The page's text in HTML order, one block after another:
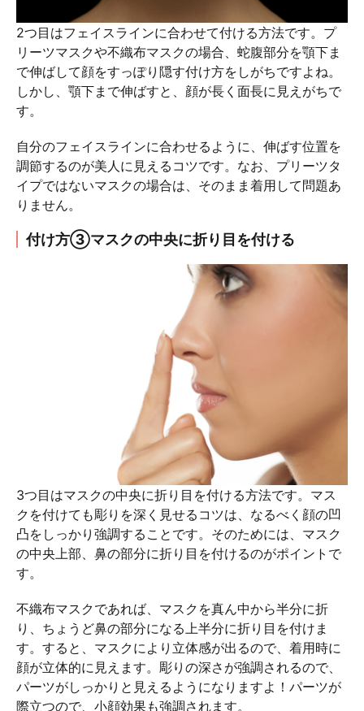
2つ目はフェイスラインに合わせて付ける方法です。プ
リーツマスクや不織布マスクの場合、蛇腹部分を顎下ま
で伸ばして顔をすっぽり隠す付け方をしがちですよね。
しかし、顎下まで伸ばすと、顔が長く面長に見えがちで
す。
自分のフェイスラインに合わせるように、伸ばす位置を
調節するのが美人に見えるコツです。なお、プリーツタ
イプではないマスクの場合は、そのまま着用して問題あ
りません。
付け方③マスクの中央に折り目を付ける
3つ目はマスクの中央に折り目を付ける方法です。マス
クを付けても彫りを深く見せるコツは、なるべく顔の凹
凸をしっかり強調することです。そのためには、マスク
の中央上部、鼻の部分に折り目を付けるのがポイントで
す。
不織布マスクであれば、マスクを真ん中から半分に折
り、ちょうど鼻の部分になる上半分に折り目を付けま
す。すると、マスクにより立体感が出るので、着用時に
顔が立体的に見えます。彫りの深さが強調されるので、
パーツがしっかりと見えるようになりますよ！パーツが
際立つので、小顔効果も強調されます。